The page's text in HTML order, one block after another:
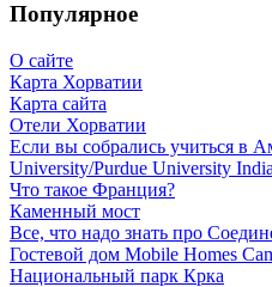
Популярное
О сайте
Карта Хорватии
Карта сайта
Отели Хорватии
Если вы собрались учиться в
University/Purdue University
Что такое Франция?
Каменный мост
Все, что надо знать про
Гостевой дом Mobile Homes
Национальный парк Крка